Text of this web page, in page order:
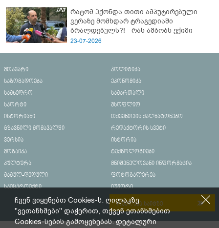
რატომ ჰქონდა თითი ამპუტირებული
ვერაზე მომხდარ ტრაგედიაში
ბრალდებულს?! - რას ამბობს ექიმი
23-07-2026
მთავარი
პოლიტიკა
საზოგადოება
ეკონომიკა
სამხედრო
სამართალი
სპორტი
მსოფლიო
ისტორიანი
თქვენთვის ქალბატონებო
გზავნილი მომავალში
რედაქტორის სვეტი
ვერსია
ისტორია
მოზაიკა
ტექნოლოგიები
კულტურა
მნიშვნელოვანი ინფორმაცია
მამულ-დედული
ფოტოგალერეა
სპეცპროექტი
იუმორი
რეკლამა საიტზე
ჩვენ ვიყენებთ Cookies-ს. ღილაკზე
"ვეთანხმები" დაჭერით, თქვენ ეთანხმებით
Cookies-სების გამოყენებას. დეტალური